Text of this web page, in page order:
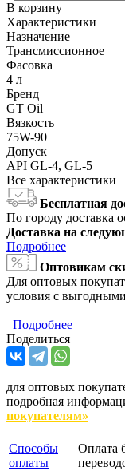
В корзину
Характеристики
Назначение
Трансмиссионное
Фасовка
4 л
Бренд
GT Oil
Вязкость
75W-90
Допуск
API GL-4, GL-5
Все характеристики
Бесплатная
По городу доставка
Доставка на
Подробнее
Оптовикам
Для оптовых
условия с
Подробнее
Поделиться
для оптовых
подробная
покупателям»
Способы
оплаты
Оплата